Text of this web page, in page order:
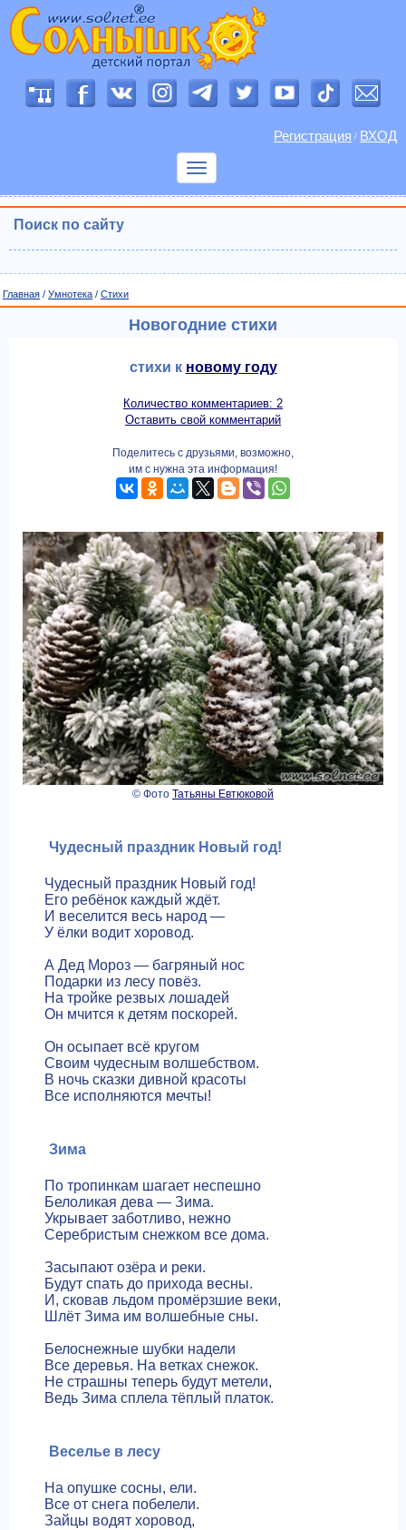
Регистрация / ВХОД
Показать
Поиск по сайту
Главная / Умнотека / Cтихи
Новогодние стихи
стихи к новому году
Количество комментариев: 2
Оставить свой комментарий
Поделитесь с друзьями, возможно,
им с нужна эта информация!
© Фото Татьяны Евтюковой
Чудесный праздник Новый год!
Чудесный праздник Новый год!
Его ребёнок каждый ждёт.
И веселится весь народ —
У ёлки водит хоровод.
А Дед Мороз — багряный нос
Подарки из лесу повёз.
На тройке резвых лошадей
Он мчится к детям поскорей.
Он осыпает всё кругом
Своим чудесным волшебством.
В ночь сказки дивной красоты
Все исполняются мечты!
Зима
По тропинкам шагает неспешно
Белоликая дева — Зима.
Укрывает заботливо, нежно
Серебристым снежком все дома.
Засыпают озёра и реки.
Будут спать до прихода весны.
И, сковав льдом промёрзшие веки,
Шлёт Зима им волшебные сны.
Белоснежные шубки надели
Все деревья. На ветках снежок.
Не страшны теперь будут метели,
Ведь Зима сплела тёплый платок.
Веселье в лесу
На опушке сосны, ели.
Все от снега побелели.
Зайцы водят хоровод,